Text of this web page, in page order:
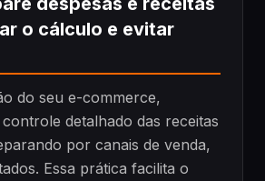
o cálculo e evitar
do seu e-commerce,
detalhado das receitas
por canais de venda,
Essa prática facilita o